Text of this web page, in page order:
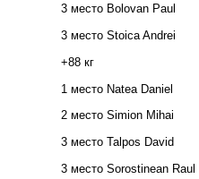
3 место Bolovan Paul
3 место Stoica Andrei
+88 кг
1 место Natea Daniel
2 место Simion Mihai
3 место Talpos David
3 место Sorostinean Raul